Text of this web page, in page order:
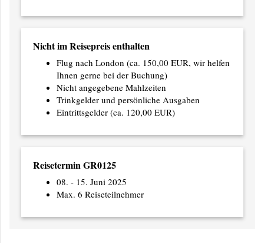
Nicht im Reisepreis enthalten
Flug nach London (ca. 150,00 EUR, wir helfen
Ihnen gerne bei der Buchung)
Nicht angegebene Mahlzeiten
Trinkgelder und persönliche Ausgaben
Eintrittsgelder (ca. 120,00 EUR)
Reisetermin GR0125
08. - 15. Juni 2025
Max. 6 Reiseteilnehmer